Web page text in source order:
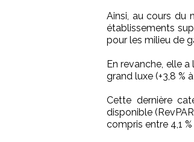
Ainsi, au cours du
établissements
pour les milieu de
En revanche, elle
grand luxe (+3,8 %
Cette dernière
disponible
compris entre 4,1